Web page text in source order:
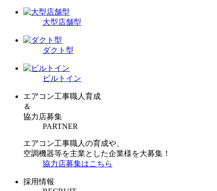
大型店舗型
ダクト型
ビルトイン
エアコン工事職人育成
＆
協力店募集
PARTNER
エアコン工事職人の育成や、
空調機器等を主業とした企業様を大募集！
協力店募集はこちら
採用情報